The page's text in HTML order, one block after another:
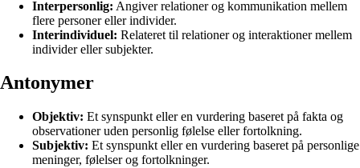
Interpersonlig: Angiver relationer og kommunikation mellem
flere personer eller individer.
Interindividuel: Relateret til relationer og interaktioner mellem
individer eller subjekter.
Antonymer
Objektiv: Et synspunkt eller en vurdering baseret på fakta og
observationer uden personlig følelse eller fortolkning.
Subjektiv: Et synspunkt eller en vurdering baseret på personlige
meninger, følelser og fortolkninger.